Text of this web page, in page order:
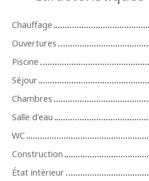
Chauffage
Ouvertures
Piscine
Séjour
Chambres
Salle d'eau
WC
Construction
État intérieur